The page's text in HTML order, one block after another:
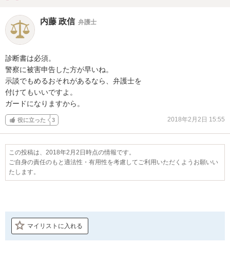
内藤 政信 弁護士
診断書は必須。
警察に被害申告した方が早いね。
示談でもめるおそれがあるなら、弁護士を
付けてもいいですよ。
ガードになりますから。
役に立った 3 2018年2月2日 15:55
この投稿は、2018年2月2日時点の情報です。
ご自身の責任のもと適法性・有用性を考慮してご利用いただくようお願いい
たします。
マイリストに入れる